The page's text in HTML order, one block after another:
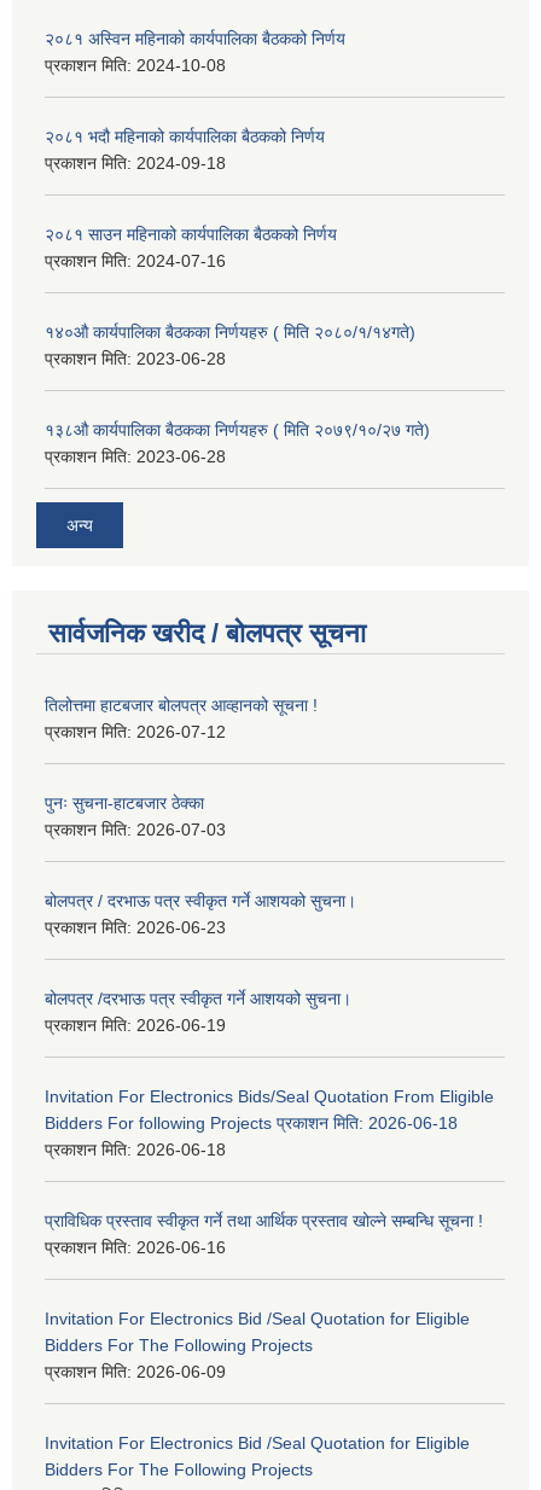
२०८१ अस्विन महिनाको कार्यपालिका बैठकको निर्णय
प्रकाशन मिति: 2024-10-08
२०८१ भदौ महिनाको कार्यपालिका बैठकको निर्णय
प्रकाशन मिति: 2024-09-18
२०८१ साउन महिनाको कार्यपालिका बैठकको निर्णय
प्रकाशन मिति: 2024-07-16
१४०औ कार्यपालिका बैठकका निर्णयहरु ( मिति २०८०/१/१४गते)
प्रकाशन मिति: 2023-06-28
१३८औ कार्यपालिका बैठकका निर्णयहरु ( मिति २०७९/१०/२७ गते)
प्रकाशन मिति: 2023-06-28
अन्य
सार्वजनिक खरीद / बोलपत्र सूचना
तिलोत्तमा हाटबजार बोलपत्र आव्हानको सूचना !
प्रकाशन मिति: 2026-07-12
पुनः सुचना-हाटबजार ठेक्का
प्रकाशन मिति: 2026-07-03
बोलपत्र / दरभाऊ पत्र स्वीकृत गर्ने आशयको सुचना।
प्रकाशन मिति: 2026-06-23
बोलपत्र /दरभाऊ पत्र स्वीकृत गर्ने आशयको सुचना।
प्रकाशन मिति: 2026-06-19
Invitation For Electronics Bids/Seal Quotation From Eligible
Bidders For following Projects प्रकाशन मिति: 2026-06-18
प्रकाशन मिति: 2026-06-18
प्राविधिक प्रस्ताव स्वीकृत गर्ने तथा आर्थिक प्रस्ताव खोल्ने सम्बन्धि सूचना !
प्रकाशन मिति: 2026-06-16
Invitation For Electronics Bid /Seal Quotation for Eligible
Bidders For The Following Projects
प्रकाशन मिति: 2026-06-09
Invitation For Electronics Bid /Seal Quotation for Eligible
Bidders For The Following Projects